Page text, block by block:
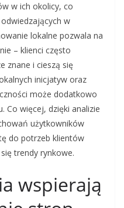
w ich okolicy, co
w
lokalne pozwala na
– klienci często
znane i cieszą się
inicjatyw oraz
może dodatkowo
Co więcej, dzięki analizie
użytkowników
do potrzeb klientów
trendy rynkowe.
wspierają